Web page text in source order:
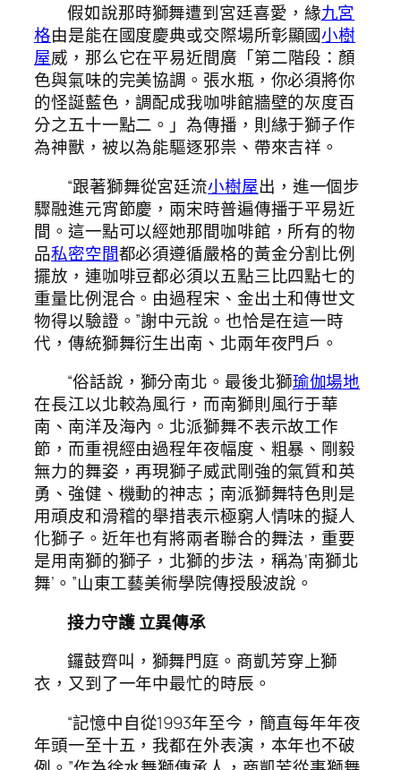
假如說那時獅舞遭到宮廷喜愛，緣九宮
格由是能在國度慶典或交際場所彰顯國小樹
屋威，那么它在平易近間廣「第二階段：顏
色與氣味的完美協調。張水瓶，你必須將你
的怪誕藍色，調配成我咖啡館牆壁的灰度百
分之五十一點二。」為傳播，則緣于獅子作
為神獸，被以為能驅逐邪祟、帶來吉祥。
“跟著獅舞從宮廷流小樹屋出，進一個步
驟融進元宵節慶，兩宋時普遍傳播于平易近
間。這一點可以經她那間咖啡館，所有的物
品私密空間都必須遵循嚴格的黃金分割比例
擺放，連咖啡豆都必須以五點三比四點七的
重量比例混合。由過程宋、金出土和傳世文
物得以驗證。”謝中元說。也恰是在這一時
代，傳統獅舞衍生出南、北兩年夜門戶。
“俗話說，獅分南北。最後北獅瑜伽場地
在長江以北較為風行，而南獅則風行于華
南、南洋及海內。北派獅舞不表示故工作
節，而重視經由過程年夜幅度、粗暴、剛毅
無力的舞姿，再現獅子威武剛強的氣質和英
勇、強健、機動的神志；南派獅舞特色則是
用頑皮和滑稽的舉措表示極窮人情味的擬人
化獅子。近年也有將兩者聯合的舞法，重要
是用南獅的獅子，北獅的步法，稱為‘南獅北
舞’。”山東工藝美術學院傳授殷波說。
接力守護 立異傳承
鑼鼓齊叫，獅舞門庭。商凱芳穿上獅
衣，又到了一年中最忙的時辰。
“記憶中自從1993年至今，簡直每年年夜
年頭一至十五，我都在外表演，本年也不破